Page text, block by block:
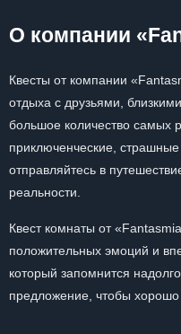
О компании
Квесты от компании
отдыха с друзьями,
большое количество самых
приключенческие,
отправляйтесь в
реальности.
Квест комнаты от
положительных эмоций и
который запомнится
предложение, чтобы хорошо